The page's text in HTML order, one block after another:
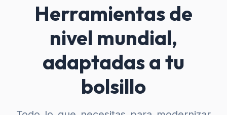
Herramientas de
nivel mundial,
adaptadas a tu
bolsillo